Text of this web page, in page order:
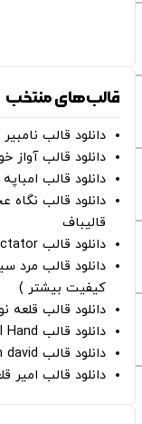
قالب‌های منتخب
دانلود قالب
دانلود قالب آواز
دانلود قالب امباپه
دانلود قالب نگاه
قالیباف
دانلود قالب kylian dictator
کیفیت بیشتر )
دانلود قالب قلعه
دانلود قالب Oh Kevin De Bruyne - Paul Hand
دانلود قالب Gut Genug - kitschrieg ft. Shirin david
دانلود قالب